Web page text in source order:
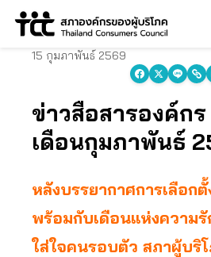
Skip
15 กุมภาพันธ์ 2569
ข่าวสื่อสารองค์ก
เดือนกุมภาพันธ์
หลังบรรยากาศการเลือก
พร้อมกับเดือนแห่งความ
ใส่ใจคนรอบตัว สภาผู้บริ